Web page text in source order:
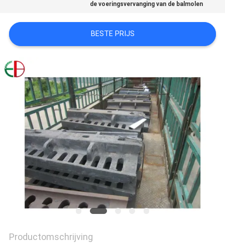
CITAAT
PRIVACYBELEID
de voeringsvervanging van de balmolen
BESTE PRIJS
Productomschrijving